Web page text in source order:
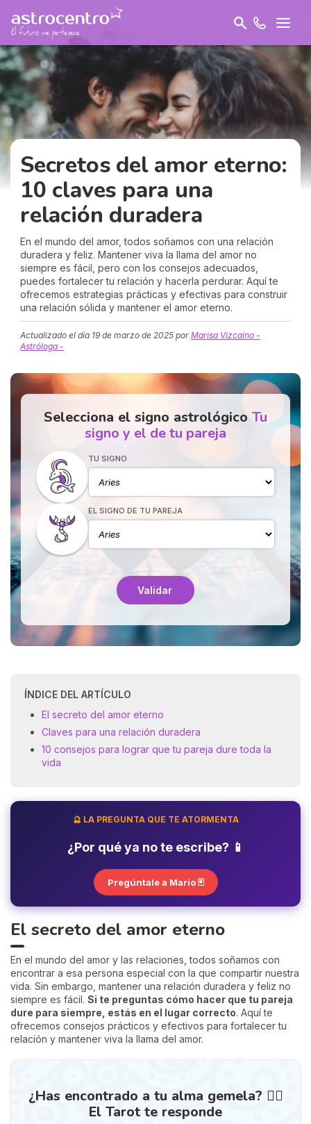
Secretos del amor eterno:
10 claves para una
relación duradera
En el mundo del amor, todos soñamos con una relación
duradera y feliz. Mantener viva la llama del amor no
siempre es fácil, pero con los consejos adecuados,
puedes fortalecer tu relación y hacerla perdurar. Aquí te
ofrecemos estrategias prácticas y efectivas para construir
una relación sólida y mantener el amor eterno.
Actualizado el día 19 de marzo de 2025 por Marisa Vizcaíno -
Astróloga -
Selecciona el signo astrológico Tu
signo y el de tu pareja
TU SIGNO
EL SIGNO DE TU PAREJA
Validar
ÍNDICE DEL ARTÍCULO
El secreto del amor eterno
Claves para una relación duradera
10 consejos para lograr que tu pareja dure toda la
vida
🔮 LA PREGUNTA QUE TE ATORMENTA
¿Por qué ya no te escribe? 📱
Pregúntale a Mario 🃏
El secreto del amor eterno
En el mundo del amor y las relaciones, todos soñamos con
encontrar a esa persona especial con la que compartir nuestra
vida. Sin embargo, mantener una relación duradera y feliz no
siempre es fácil. Si te preguntas cómo hacer que tu pareja
dure para siempre, estás en el lugar correcto. Aquí te
ofrecemos consejos prácticos y efectivos para fortalecer tu
relación y mantener viva la llama del amor.
¿Has encontrado a tu alma gemela? ❤️‍🔥
El Tarot te responde